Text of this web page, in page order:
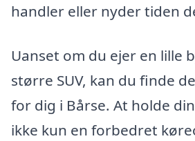
handler eller nyder tiden
Uanset om du ejer en lille
større SUV, kan du finde
for dig i Bårse. At holde
ikke kun en forbedret